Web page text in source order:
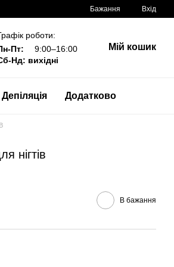
Бажання Вхід
роботи:
Пт:
9:00–16:00
Нд: вихідні
Мій кошик
Депіляція Додатково
нігтів
В бажання